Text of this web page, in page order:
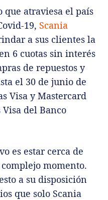
que atraviesa el país
19, Scania
a sus clientes la
6 cuotas sin interés
de repuestos y
el 30 de junio de
Visa y Mastercard
Visa del Banco
es estar cerca de
momento.
a su disposición
que solo Scania